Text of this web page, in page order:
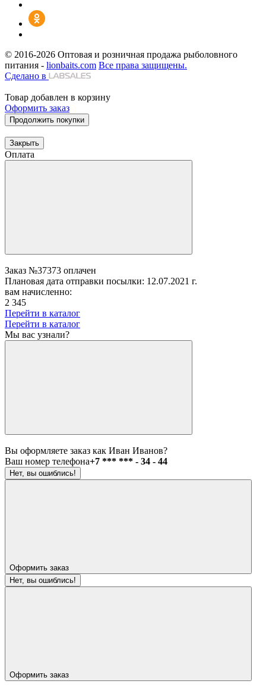
© 2016-2026 Оптовая и розничная продажа рыболовного
питания - lionbaits.com Все права защищены.
Сделано в
Товар добавлен в корзину
Оформить заказ
Продолжить покупки
Закрыть
Оплата
Заказ №37373 оплачен
Плановая дата отправки посылки: 12.07.2021 г.
вам начисленно:
2 345
Перейти в каталог
Перейти в каталог
Мы вас узнали?
Вы оформляете заказ как Иван Иванов?
Ваш номер телефона+7 *** *** - 34 - 44
Нет, вы ошиблись!
Оформить заказ
Нет, вы ошиблись!
Оформить заказ